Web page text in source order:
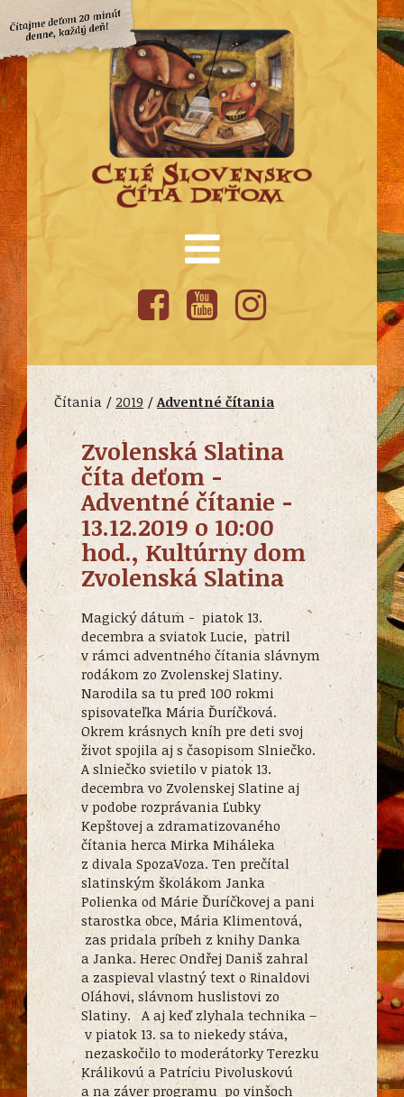
Čítania / 2019 /Adventné čítania
Zvolenská Slatina
číta deťom -
Adventné čítanie -
13.12.2019 o 10:00
hod., Kultúrny dom
Zvolenská Slatina
Magický dátum - piatok 13.
decembra a sviatok Lucie, patril
v rámci adventného čítania slávnym
rodákom zo Zvolenskej Slatiny.
Narodila sa tu pred 100 rokmi
spisovateľka Mária Ďuríčková.
Okrem krásnych kníh pre deti svoj
život spojila aj s časopisom Slniečko.
A slniečko svietilo v piatok 13.
decembra vo Zvolenskej Slatine aj
v podobe rozprávania Ľubky
Kepštovej a zdramatizovaného
čítania herca Mirka Miháleka
z divala SpozaVoza. Ten prečítal
slatinským školákom Janka
Polienka od Márie Ďuríčkovej a pani
starostka obce, Mária Klimentová,
zas pridala príbeh z knihy Danka
a Janka. Herec Ondřej Daniš zahral
a zaspieval vlastný text o Rinaldovi
Oláhovi, slávnom huslistovi zo
Slatiny. A aj keď zlyhala technika –
v piatok 13. sa to niekedy stáva,
nezaskočilo to moderátorky Terezku
Králikovú a Patríciu Pivoluskovú
a na záver programu po vinšoch